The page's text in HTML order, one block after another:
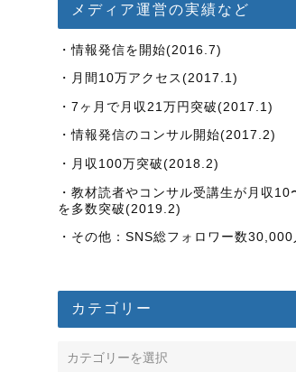
メディア運営の実績など
・情報発信を開始(2016.7)
・月間10万アクセス(2017.1)
・7ヶ月で月収21万円突破(2017.1)
・情報発信のコンサル開始(2017.2)
・月収100万突破(2018.2)
・教材読者やコンサル受講生が月収10
を多数突破(2019.2)
・その他：SNS総フォロワー数30,000
カテゴリー